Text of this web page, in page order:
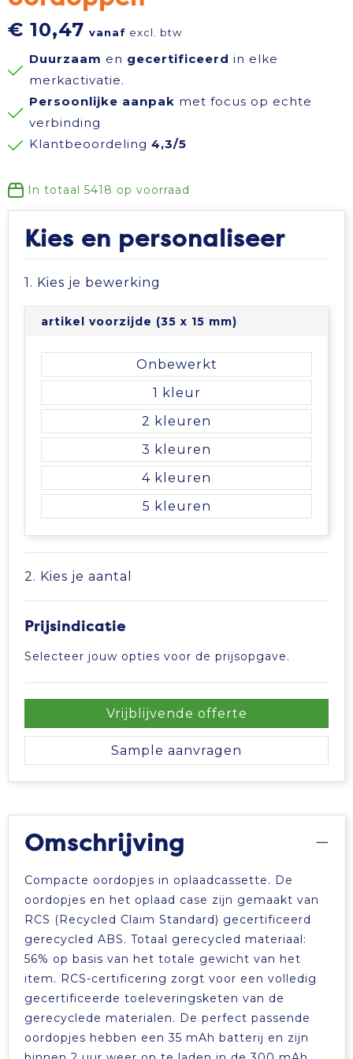
Reisbenodigdheden
Schrijfwaren
Sinterklaas
Sleutelhangers en Lanyards
Snoepgoed
Spellen voor binnen en buiten
Veiligheid, Auto en Fiets
Vrije tijd en Strand
Reflecterende polo's
Reflecterende vesten
Regenkleding
Schoenen
Schorten en Sloven
Sweaters
Veiligheidssignalering en Verlichting
Veiligheidsvesten en Veiligheidshesjes
Gehoorbescherming
Schoenen
Sweaters
T-Shirts
Vesten
Gilets
Koeltassen en Koelboxen
Koffers en Trolleys
Laptop hoezen en tassen
Lunchtassen
Matrozentassen
Opbergtassen
Papieren tassen
Picknicktassen en manden
Reistassen
Rugzakken
Schoudertassen
Sporttassen
Tablettassen
Waterbestendige tassen
Trolleys
€ 10,47 vanaf excl. btw
Duurzaam en gecertificeerd in elke
merkactivatie.
Persoonlijke aanpak met focus op echte
verbinding
Klantbeoordeling 4,3/5
In totaal 5418 op voorraad
Kies en personaliseer
1. Kies je bewerking
artikel voorzijde (35 x 15 mm)
Onbewerkt
1
2
3
4
5
2. Kies je aantal
Prijsindicatie
Selecteer jouw opties voor de prijsopgave.
Vrijblijvende offerte
Sample aanvragen
Omschrijving
Compacte oordopjes in oplaadcassette. De
oordopjes en het oplaad case zijn gemaakt van
RCS (Recycled Claim Standard) gecertificeerd
gerecycled ABS. Totaal gerecycled materiaal:
56% op basis van het totale gewicht van het
item. RCS-certificering zorgt voor een volledig
gecertificeerde toeleveringsketen van de
gerecyclede materialen. De perfect passende
oordopjes hebben een 35 mAh batterij en zijn